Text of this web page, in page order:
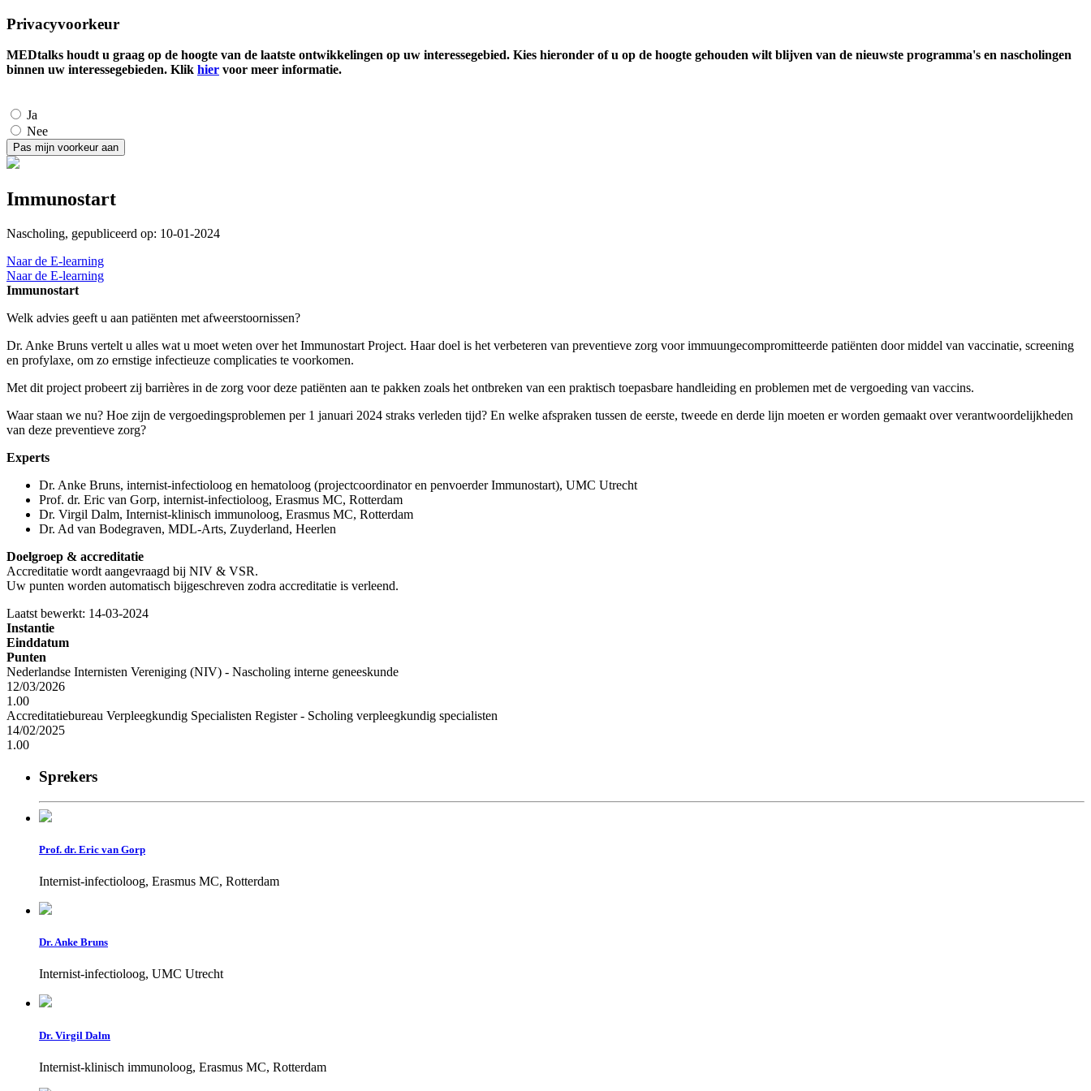
Privacyvoorkeur
MEDtalks houdt u graag op de hoogte van de laatste ontwikkelingen op uw interessegebied. Kies hieronder of u op de hoogte gehouden wilt blijven van de nieuwste programma's en nascholingen
binnen uw interessegebieden. Klik hier voor meer informatie.
Ja
Nee
Immunostart
Nascholing, gepubliceerd op: 10-01-2024
Naar de E-learning
Naar de E-learning
Immunostart
Welk advies geeft u aan patiënten met afweerstoornissen?
Dr. Anke Bruns vertelt u alles wat u moet weten over het Immunostart Project. Haar doel is het verbeteren van preventieve zorg voor immuungecompromitteerde patiënten door middel van vaccinatie, screening
en profylaxe, om zo ernstige infectieuze complicaties te voorkomen.
Met dit project probeert zij barrières in de zorg voor deze patiënten aan te pakken zoals het ontbreken van een praktisch toepasbare handleiding en problemen met de vergoeding van vaccins.
Waar staan we nu? Hoe zijn de vergoedingsproblemen per 1 januari 2024 straks verleden tijd? En welke afspraken tussen de eerste, tweede en derde lijn moeten er worden gemaakt over verantwoordelijkheden
van deze preventieve zorg?
Experts
Dr. Anke Bruns, internist-infectioloog en hematoloog (projectcoordinator en penvoerder Immunostart), UMC Utrecht
Prof. dr. Eric van Gorp, internist-infectioloog, Erasmus MC, Rotterdam
Dr. Virgil Dalm, Internist-klinisch immunoloog, Erasmus MC, Rotterdam
Dr. Ad van Bodegraven, MDL-Arts, Zuyderland, Heerlen
Doelgroep & accreditatie
Accreditatie wordt aangevraagd bij NIV & VSR.
Uw punten worden automatisch bijgeschreven zodra accreditatie is verleend.
Laatst bewerkt: 14-03-2024
Instantie
Einddatum
Punten
Nederlandse Internisten Vereniging (NIV) - Nascholing interne geneeskunde
12/03/2026
1.00
Accreditatiebureau Verpleegkundig Specialisten Register - Scholing verpleegkundig specialisten
14/02/2025
1.00
Sprekers
Prof. dr. Eric van Gorp
Internist-infectioloog, Erasmus MC, Rotterdam
Dr. Anke Bruns
Internist-infectioloog, UMC Utrecht
Dr. Virgil Dalm
Internist-klinisch immunoloog, Erasmus MC, Rotterdam